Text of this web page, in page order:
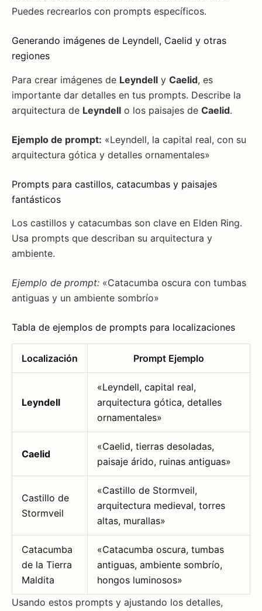
Puedes recrearlos con prompts específicos.
Generando imágenes de Leyndell, Caelid y otras
regiones
Para crear imágenes de Leyndell y Caelid, es
importante dar detalles en tus prompts. Describe la
arquitectura de Leyndell o los paisajes de Caelid.
Ejemplo de prompt: «Leyndell, la capital real, con su
arquitectura gótica y detalles ornamentales»
Prompts para castillos, catacumbas y paisajes
fantásticos
Los castillos y catacumbas son clave en Elden Ring.
Usa prompts que describan su arquitectura y
ambiente.
Ejemplo de prompt: «Catacumba oscura con tumbas
antiguas y un ambiente sombrío»
Tabla de ejemplos de prompts para localizaciones
Localización Prompt Ejemplo
Leyndell
«Leyndell, capital real,
arquitectura gótica, detalles
ornamentales»
Caelid
«Caelid, tierras desoladas,
paisaje árido, ruinas antiguas»
Castillo de
Stormveil
«Castillo de Stormveil,
arquitectura medieval, torres
altas, murallas»
Catacumba
de la Tierra
Maldita
«Catacumba oscura, tumbas
antiguas, ambiente sombrío,
hongos luminosos»
Usando estos prompts y ajustando los detalles,